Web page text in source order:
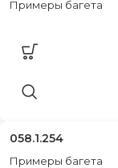
Примеры багета
058.1.254
Примеры багета